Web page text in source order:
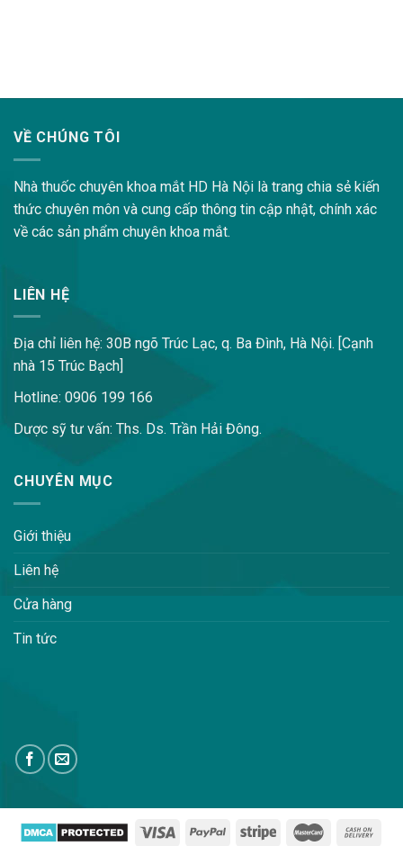
VỀ CHÚNG TÔI
Nhà thuốc chuyên khoa mắt HD Hà Nội là trang chia sẻ kiến
thức chuyên môn và cung cấp thông tin cập nhật, chính xác
về các sản phẩm chuyên khoa mắt.
LIÊN HỆ
Địa chỉ liên hệ: 30B ngõ Trúc Lạc, q. Ba Đình, Hà Nội. [Cạnh
nhà 15 Trúc Bạch]
Hotline: 0906 199 166
Dược sỹ tư vấn: Ths. Ds. Trần Hải Đông.
CHUYÊN MỤC
Giới thiệu
Liên hệ
Cửa hàng
Tin tức